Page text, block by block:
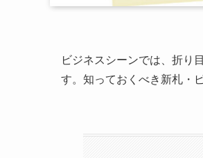
ビジネスシーンでは、折り
す。知っておくべき新札・